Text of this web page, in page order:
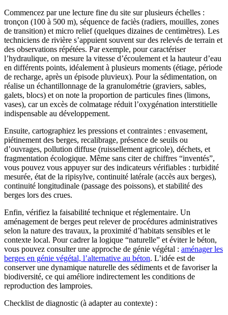
Commencez par une lecture fine du site sur plusieurs échelles :
tronçon (100 à 500 m), séquence de faciès (radiers, mouilles, zones
de transition) et micro relief (quelques dizaines de centimètres). Les
techniciens de rivière s’appuient souvent sur des relevés de terrain et
des observations répétées. Par exemple, pour caractériser
l’hydraulique, on mesure la vitesse d’écoulement et la hauteur d’eau
en différents points, idéalement à plusieurs moments (étiage, période
de recharge, après un épisode pluvieux). Pour la sédimentation, on
réalise un échantillonnage de la granulométrie (graviers, sables,
galets, blocs) et on note la proportion de particules fines (limons,
vases), car un excès de colmatage réduit l’oxygénation interstitielle
indispensable au développement.
Ensuite, cartographiez les pressions et contraintes : envasement,
piétinement des berges, recalibrage, présence de seuils ou
d’ouvrages, pollution diffuse (ruissellement agricole), déchets, et
fragmentation écologique. Même sans citer de chiffres “inventés”,
vous pouvez vous appuyer sur des indicateurs vérifiables : turbidité
mesurée, état de la ripisylve, continuité latérale (accès aux berges),
continuité longitudinale (passage des poissons), et stabilité des
berges lors des crues.
Enfin, vérifiez la faisabilité technique et réglementaire. Un
aménagement de berges peut relever de procédures administratives
selon la nature des travaux, la proximité d’habitats sensibles et le
contexte local. Pour cadrer la logique “naturelle” et éviter le béton,
vous pouvez consulter une approche de génie végétal : aménager les
berges en génie végétal, l’alternative au béton. L’idée est de
conserver une dynamique naturelle des sédiments et de favoriser la
biodiversité, ce qui améliore indirectement les conditions de
reproduction des lamproies.
Checklist de diagnostic (à adapter au contexte) :